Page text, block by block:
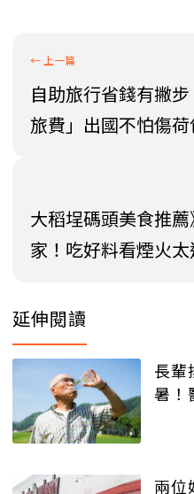
自助旅行省錢有撇
旅費」出國不怕傷荷
大稻埕碼頭美食推
家！吃好料看煙火
延伸閱讀
長輩
暑！
兩位